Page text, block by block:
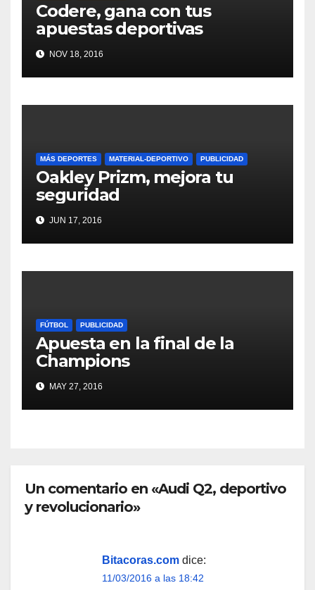
Codere, gana con tus
apuestas deportivas
NOV 18, 2016
MÁS DEPORTES MATERIAL-DEPORTIVO PUBLICIDAD
Oakley Prizm, mejora tu
seguridad
JUN 17, 2016
FÚTBOL PUBLICIDAD
Apuesta en la final de la
Champions
MAY 27, 2016
Un comentario en «Audi Q2, deportivo
y revolucionario»
Bitacoras.com dice:
11/03/2016 a las 18:42